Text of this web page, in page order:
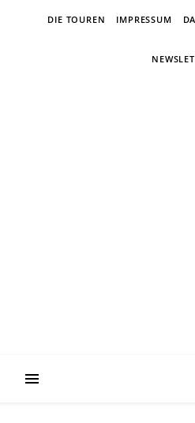
DIE TOUREN IMPRESSUM